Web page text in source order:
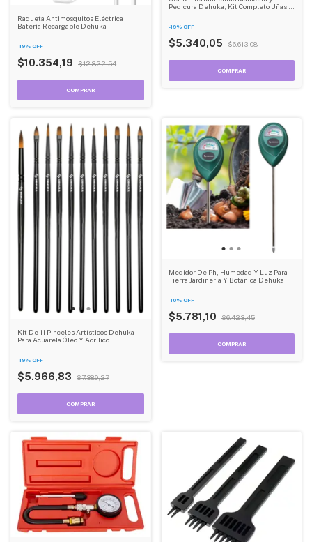
Raqueta Antimosquitos Eléctrica
Batería Recargable Dehuka
-19% OFF
$10.354,19 $12.822,54
Pedicura Dehuka, Kit Completo Uñas,
-19% OFF
$5.340,05 $6.613,08
Kit De 11 Pinceles Artísticos Dehuka
Para Acuarela Óleo Y Acrílico
-19% OFF
$5.966,83 $7.389,27
Medidor De Ph, Humedad Y Luz Para
Tierra Jardinería Y Botánica Dehuka
-10% OFF
$5.781,10 $6.423,45